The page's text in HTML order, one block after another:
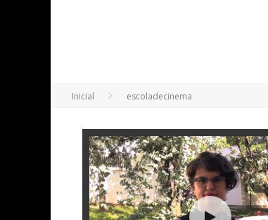
BAÚ DE HISTÓRIAS - A JAMAIS
Inicial escoladecinema